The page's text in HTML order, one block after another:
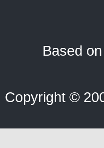
Based
Copyright ©